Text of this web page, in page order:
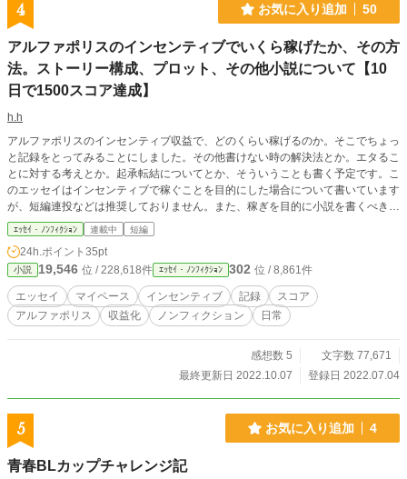
4 お気に入り追加 50
アルファポリスのインセンティブでいくら稼げたか、その方
法。ストーリー構成、プロット、その他小説について【10
日で1500スコア達成】
h.h
アルファポリスのインセンティブ収益で、どのくらい稼げるのか。そこでちょっ
と記録をとってみることにしました。その他書けない時の解決法とか。エタるこ
とに対する考えとか。起承転結についてとか、そういうことも書く予定です。こ
のエッセイはインセンティブで稼ぐことを目的にした場合について書いています
が、短編連投などは推奨しておりません。また、稼ぎを目的に小説を書くべきと
主張するつもりもありません。
ｴｯｾｲ・ﾉﾝﾌｨｸｼｮﾝ 連載中 短編
24h.ポイント 35pt
小説 19,546 位 / 228,618件 ｴｯｾｲ・ﾉﾝﾌｨｸｼｮﾝ 302 位 / 8,861件
エッセイ マイペース インセンティブ 記録
スコア
アルファポリス
収益化 ノンフィクション 日常
感想数 5
文字数 77,671
最終更新日 2022.10.07
登録日 2022.07.04
5 お気に入り追加 4
青春BLカップチャレンジ記